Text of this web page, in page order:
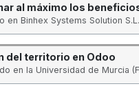
al máximo los
en Binhex Systems Solution S.L.
del territorio en Odoo
en la Universidad de Murcia